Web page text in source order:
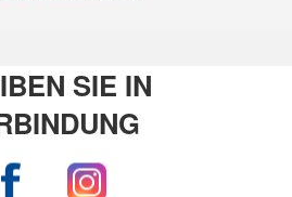
SIE IN